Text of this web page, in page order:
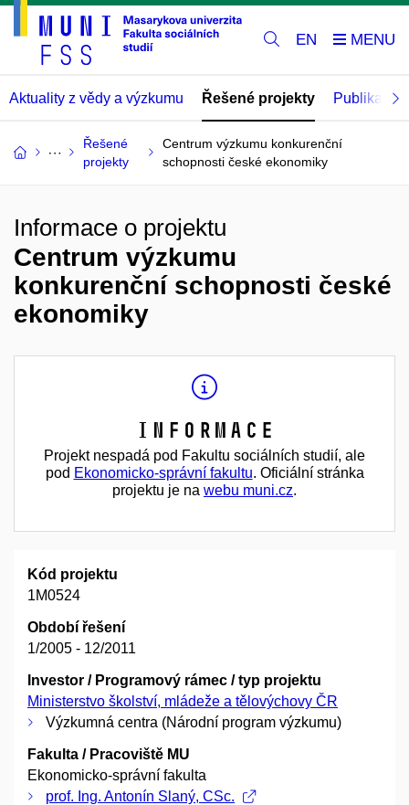
EN
Aktuality z vědy a výzkumu Řešené projekty Publikace
Řešené
projekty
Centrum výzkumu konkurenční
schopnosti české ekonomiky
Informace o projektu
Centrum výzkumu
konkurenční schopnosti české
ekonomiky
Informace
Projekt nespadá pod Fakultu sociálních studií, ale
pod Ekonomicko-správní fakultu. Oficiální stránka
projektu je na webu muni.cz.
Kód projektu
1M0524
Období řešení
1/2005 - 12/2011
Investor / Programový rámec / typ projektu
Ministerstvo školství, mládeže a tělovýchovy ČR
Výzkumná centra (Národní program výzkumu)
Fakulta / Pracoviště MU
Ekonomicko-správní fakulta
prof. Ing. Antonín Slaný, CSc.